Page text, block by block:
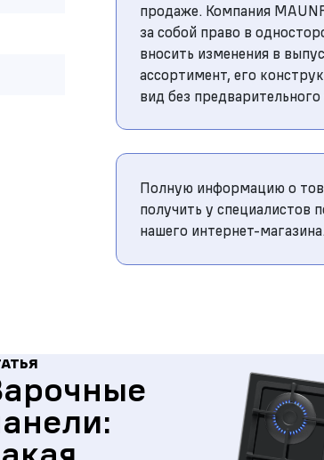
продаже. Компания
за собой право в
вносить изменения в
ассортимент, его
вид без
Полную информацию о
получить у специалистов
нашего интернет-